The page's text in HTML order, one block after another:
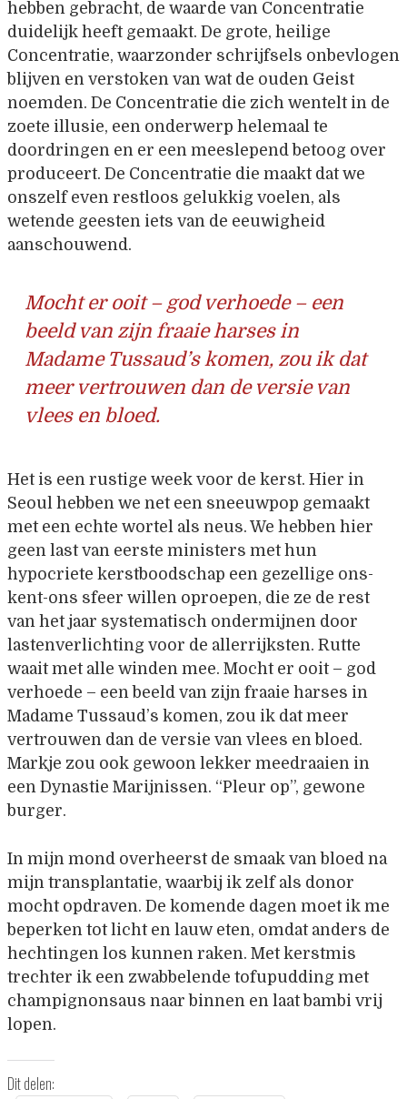
hebben gebracht, de waarde van Concentratie
duidelijk heeft gemaakt. De grote, heilige
Concentratie, waarzonder schrijfsels onbevlogen
blijven en verstoken van wat de ouden Geist
noemden. De Concentratie die zich wentelt in de
zoete illusie, een onderwerp helemaal te
doordringen en er een meeslepend betoog over
produceert. De Concentratie die maakt dat we
onszelf even restloos gelukkig voelen, als
wetende geesten iets van de eeuwigheid
aanschouwend.
Mocht er ooit – god verhoede – een
beeld van zijn fraaie harses in
Madame Tussaud’s komen, zou ik dat
meer vertrouwen dan de versie van
vlees en bloed.
Het is een rustige week voor de kerst. Hier in
Seoul hebben we net een sneeuwpop gemaakt
met een echte wortel als neus. We hebben hier
geen last van eerste ministers met hun
hypocriete kerstboodschap een gezellige ons-
kent-ons sfeer willen oproepen, die ze de rest
van het jaar systematisch ondermijnen door
lastenverlichting voor de allerrijksten. Rutte
waait met alle winden mee. Mocht er ooit – god
verhoede – een beeld van zijn fraaie harses in
Madame Tussaud’s komen, zou ik dat meer
vertrouwen dan de versie van vlees en bloed.
Markje zou ook gewoon lekker meedraaien in
een Dynastie Marijnissen. “Pleur op”, gewone
burger.
In mijn mond overheerst de smaak van bloed na
mijn transplantatie, waarbij ik zelf als donor
mocht opdraven. De komende dagen moet ik me
beperken tot licht en lauw eten, omdat anders de
hechtingen los kunnen raken. Met kerstmis
trechter ik een zwabbelende tofupudding met
champignonsaus naar binnen en laat bambi vrij
lopen.
Dit delen: